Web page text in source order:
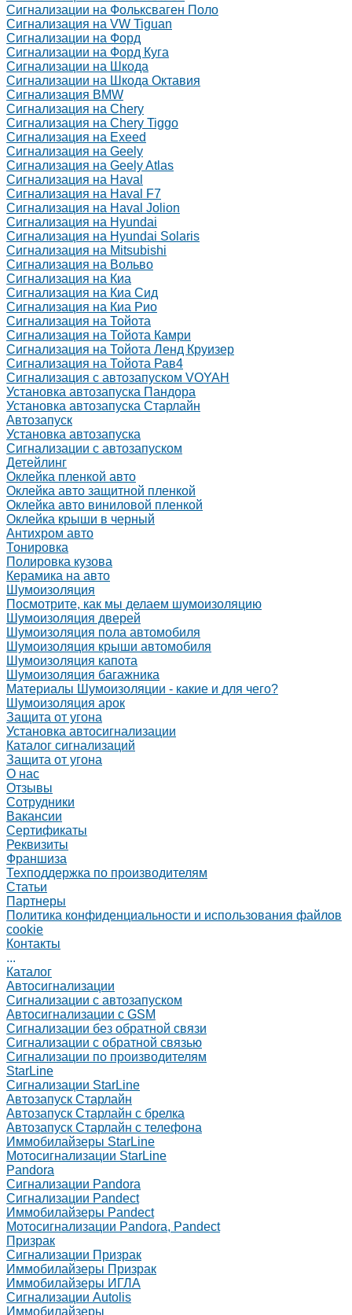
Сигнализации на Фольксваген Поло
Сигнализация на VW Tiguan
Сигнализации на Форд
Сигнализации на Форд Куга
Сигнализации на Шкода
Сигнализации на Шкода Октавия
Сигнализация BMW
Сигнализация на Chery
Сигнализация на Chery Tiggo
Сигнализация на Exeed
Сигнализация на Geely
Сигнализация на Geely Atlas
Сигнализация на Haval
Сигнализация на Haval F7
Сигнализация на Haval Jolion
Сигнализация на Hyundai
Сигнализация на Hyundai Solaris
Сигнализация на Mitsubishi
Сигнализация на Вольво
Сигнализация на Киа
Сигнализация на Киа Cид
Сигнализация на Киа Рио
Сигнализация на Тойота
Сигнализация на Тойота Камри
Сигнализация на Тойота Ленд Круизер
Сигнализация на Тойота Рав4
Сигнализация с автозапуском VOYAH
Установка автозапуска Пандора
Установка автозапуска Старлайн
Автозапуск
Установка автозапуска
Сигнализации с автозапуском
Детейлинг
Оклейка пленкой авто
Оклейка авто защитной пленкой
Оклейка авто виниловой пленкой
Оклейка крыши в черный
Антихром авто
Тонировка
Полировка кузова
Керамика на авто
Шумоизоляция
Посмотрите, как мы делаем шумоизоляцию
Шумоизоляция дверей
Шумоизоляция пола автомобиля
Шумоизоляция крыши автомобиля
Шумоизоляция капота
Шумоизоляция багажника
Материалы Шумоизоляции - какие и для чего?
Шумоизоляция арок
Защита от угона
Установка автосигнализации
Каталог сигнализаций
Защита от угона
О нас
Отзывы
Сотрудники
Вакансии
Сертификаты
Реквизиты
Франшиза
Техподдержка по производителям
Статьи
Партнеры
Политика конфиденциальности и использования файлов
cookie
Контакты
...
Каталог
Автосигнализации
Сигнализации с автозапуском
Автосигнализации с GSM
Сигнализации без обратной связи
Сигнализации с обратной связью
Сигнализации по производителям
StarLine
Сигнализации StarLine
Автозапуск Старлайн
Автозапуск Старлайн с брелка
Автозапуск Старлайн с телефона
Иммобилайзеры StarLine
Мотосигнализации StarLine
Pandora
Сигнализации Pandora
Сигнализации Pandect
Иммобилайзеры Pandect
Мотосигнализации Pandora, Pandect
Призрак
Сигнализации Призрак
Иммобилайзеры Призрак
Иммобилайзеры ИГЛА
Сигнализации Autolis
Иммобилайзеры